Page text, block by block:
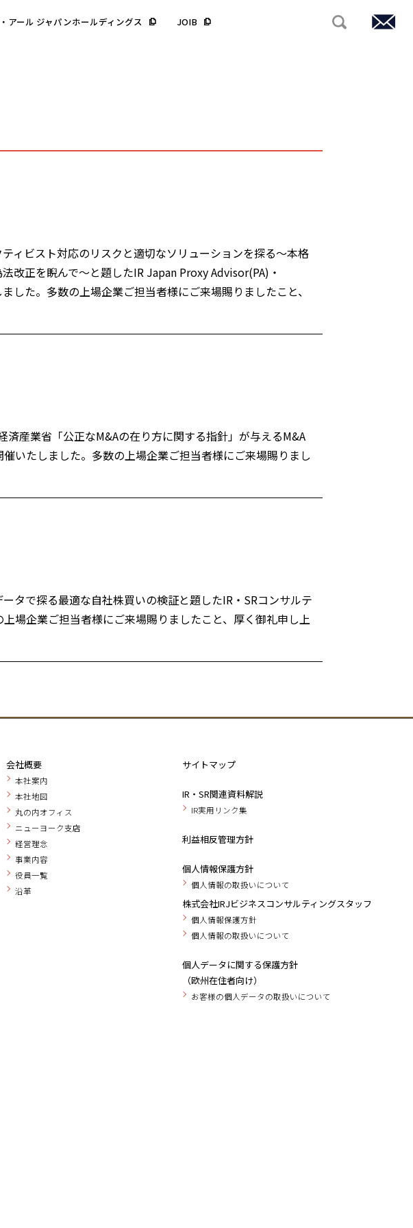
アール ジャパンホールディングス JOIB
ィビスト対応のリスクと適切なソリューションを探る～本格
改正を睨んで～と題したIR Japan Proxy Advisor(PA)・
した。多数の上場企業ご担当者様にご来場賜りましたこと、
産業省「公正なM&Aの在り方に関する指針」が与えるM&A
いたしました。多数の上場企業ご担当者様にご来場賜りまし
タで探る最適な自社株買いの検証と題したIR・SRコンサルテ
場企業ご担当者様にご来場賜りましたこと、厚く御礼申し上
会社概要
本社案内
本社地図
丸の内オフィス
ニューヨーク支店
経営理念
事業内容
役員一覧
沿革
サイトマップ
IR・SR関連資料解説
IR実用リンク集
利益相反管理方針
個人情報保護方針
個人情報の取扱いについて
株式会社IRJビジネスコンサルティングスタッフ
個人情報保護方針
個人情報の取扱いについて
個人データに関する保護方針
（欧州在住者向け）
お客様の個人データの取扱いについて